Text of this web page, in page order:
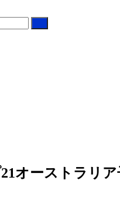
オーストラリア